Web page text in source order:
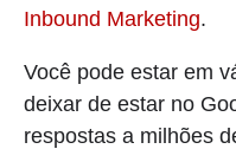
Inbound Marketing.
Você pode estar em
deixar de estar no
respostas a milhões